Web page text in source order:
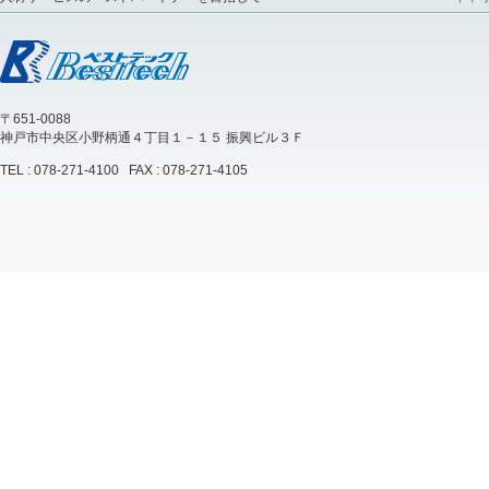
〒651-0088
神戸市中央区小野柄通４丁目１－１５ 振興ビル３Ｆ
TEL : 078-271-4100 FAX : 078-271-4105